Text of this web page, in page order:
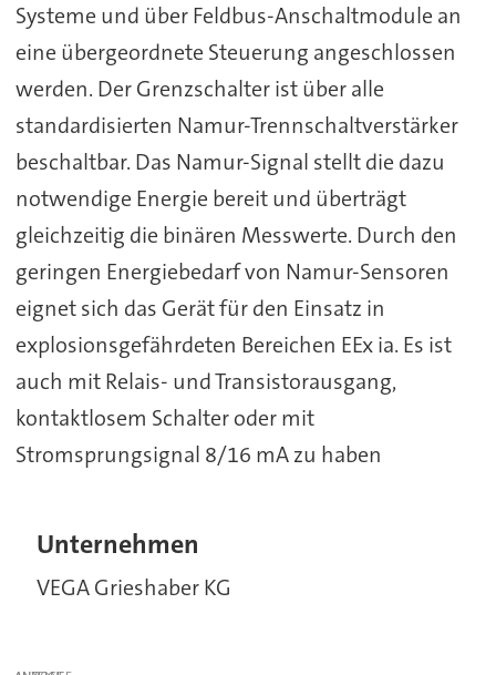
Systeme und über Feldbus-Anschaltmodule an
eine übergeordnete Steuerung angeschlossen
werden. Der Grenzschalter ist über alle
standardisierten Namur-Trennschaltverstärker
beschaltbar. Das Namur-Signal stellt die dazu
notwendige Energie bereit und überträgt
gleichzeitig die binären Messwerte. Durch den
geringen Energiebedarf von Namur-Sensoren
eignet sich das Gerät für den Einsatz in
explosionsgefährdeten Bereichen EEx ia. Es ist
auch mit Relais- und Transistorausgang,
kontaktlosem Schalter oder mit
Stromsprungsignal 8/16 mA zu haben
Unternehmen
VEGA Grieshaber KG